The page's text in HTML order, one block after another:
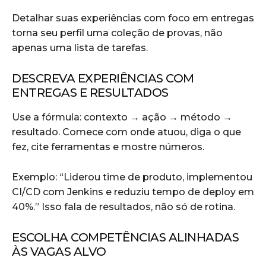
Detalhar suas experiências com foco em entregas
torna seu perfil uma coleção de provas, não
apenas uma lista de tarefas.
DESCREVA EXPERIÊNCIAS COM
ENTREGAS E RESULTADOS
Use a fórmula: contexto → ação → método →
resultado. Comece com onde atuou, diga o que
fez, cite ferramentas e mostre números.
Exemplo: “Liderou time de produto, implementou
CI/CD com Jenkins e reduziu tempo de deploy em
40%.” Isso fala de resultados, não só de rotina.
ESCOLHA COMPETÊNCIAS ALINHADAS
ÀS VAGAS ALVO